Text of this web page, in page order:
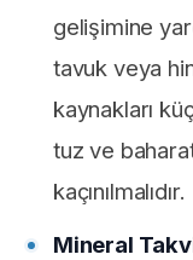
gelişimine
tavuk veya
kaynakları
tuz ve
kaçınılmalıdır.
Mineral